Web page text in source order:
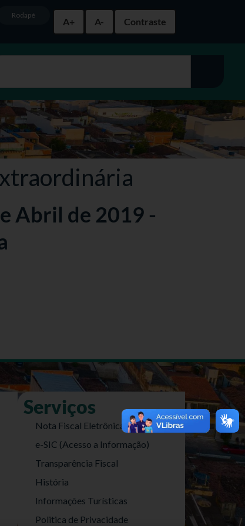
A+
A- Contraste
Rodapé
Abril de 2019 -
Serviços
Nota Fiscal Eletrônica
e-SIC (Acesso a Informação)
Transparência Fiscal
História
Informações Turísticas
Politica de Privacidade